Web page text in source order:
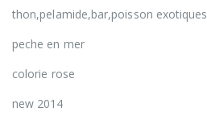
thon,pelamide,bar,poisson exotiques
peche en mer
colorie rose
new 2014